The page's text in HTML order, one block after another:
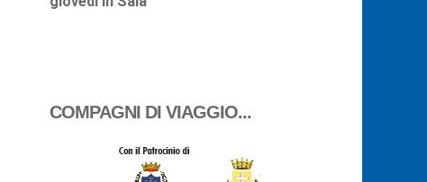
COMPAGNI DI VIAGGIO...